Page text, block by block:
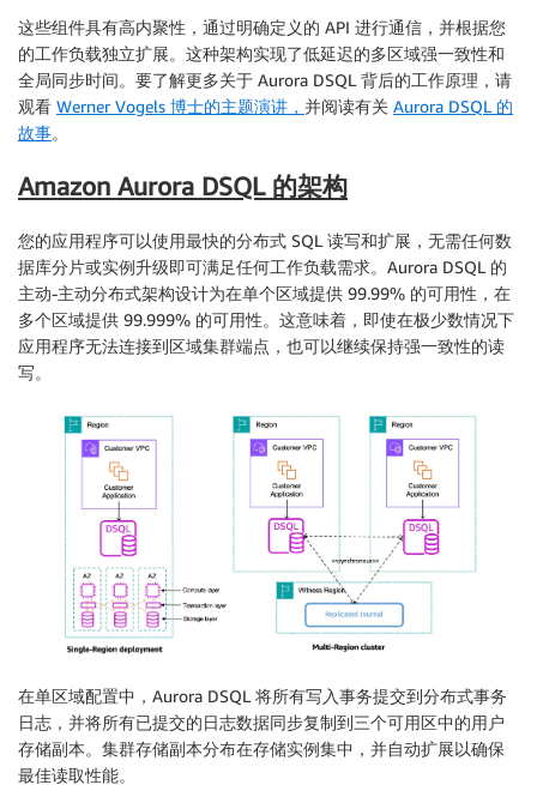
这些组件具有高内聚性，通过明确定义的 API 进行通信，并根据您
的工作负载独立扩展。这种架构实现了低延迟的多区域强一致性和
全局同步时间。要了解更多关于 Aurora DSQL 背后的工作原理，请
观看 Werner Vogels 博士的主题演讲， 并阅读有关 Aurora DSQL 的
故事。
Amazon Aurora DSQL 的架构
您的应用程序可以使用最快的分布式 SQL 读写和扩展，无需任何数
据库分片或实例升级即可满足任何工作负载需求。Aurora DSQL 的
主动-主动分布式架构设计为在单个区域提供 99.99% 的可用性，在
多个区域提供 99.999% 的可用性。这意味着，即使在极少数情况下
应用程序无法连接到区域集群端点，也可以继续保持强一致性的读
写。
在单区域配置中，Aurora DSQL 将所有写入事务提交到分布式事务
日志，并将所有已提交的日志数据同步复制到三个可用区中的用户
存储副本。集群存储副本分布在存储实例集中，并自动扩展以确保
最佳读取性能。